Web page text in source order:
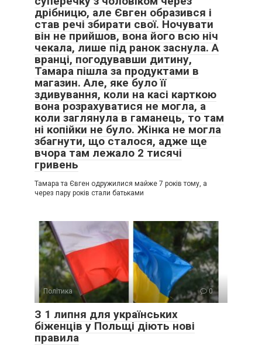
дрібницю, але Євген образився і
став речі збирати свої. Ночувати
він не прийшов, вона його всю ніч
чекала, лише під ранок заснула. А
вранці, погодувавши дитину,
Тамара пішла за продуктами в
магазин. Але, яке було її
здивування, коли на касі карткою
вона розрахуватися не могла, а
коли заглянула в гаманець, то там
ні копійки не було. Жінка не могла
збагнути, що сталося, адже ще
вчора там лежало 2 тисячі
гривень
Тамара та Євген одружилися майже 7 років тому, а
через пару років стали батьками
Політика 0
З 1 липня для українських
біженців у Польщі діють нові
правила